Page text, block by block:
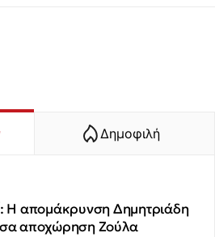
Δημοφιλή
Η απομάκρυνση Δημητριάδη
αποχώρηση Ζούλα